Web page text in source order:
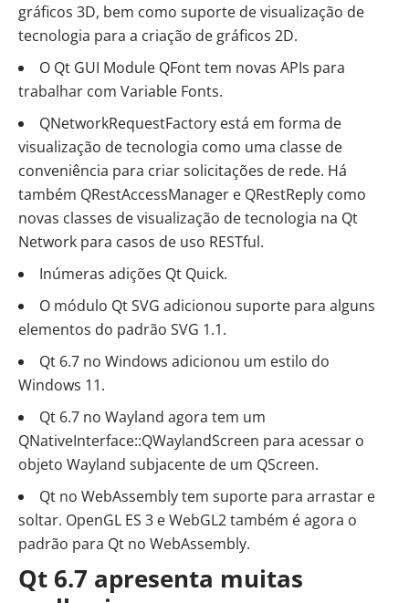
gráficos 3D, bem como suporte de visualização de
tecnologia para a criação de gráficos 2D.
O Qt GUI Module QFont tem novas APIs para
trabalhar com Variable Fonts.
QNetworkRequestFactory está em forma de
visualização de tecnologia como uma classe de
conveniência para criar solicitações de rede. Há
também QRestAccessManager e QRestReply como
novas classes de visualização de tecnologia na Qt
Network para casos de uso RESTful.
Inúmeras adições Qt Quick.
O módulo Qt SVG adicionou suporte para alguns
elementos do padrão SVG 1.1.
Qt 6.7 no Windows adicionou um estilo do
Windows 11.
Qt 6.7 no Wayland agora tem um
QNativeInterface::QWaylandScreen para acessar o
objeto Wayland subjacente de um QScreen.
Qt no WebAssembly tem suporte para arrastar e
soltar. OpenGL ES 3 e WebGL2 também é agora o
padrão para Qt no WebAssembly.
Qt 6.7 apresenta muitas